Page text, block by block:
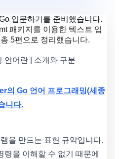
입문하기를 준비했습니다.
패키지를 이용한 텍스트 입
총 5편으로 정리했습니다.
언어란 | 소개와 구분
의 Go 언어 프로그래밍(세종
니다.
을 만드는 표현 규약입니다.
을 이해할 수 없기 때문에